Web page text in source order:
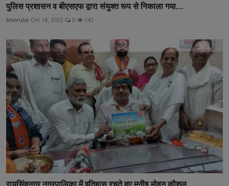
पुलिस प्रशासन व बीएसएफ द्वारा संयुक्त रूप से निकाला गया...
bherulal Oct 18, 2023 0 142